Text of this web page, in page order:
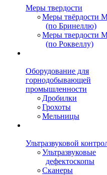
Меры твердости
Меры твёрдости
(по Бринеллю)
Меры твердости
(по Роквеллу)
Оборудование для
горнодобывающей
промышленности
Дробилки
Грохоты
Мельницы
Ультразвуковой
Ультразвуковые
дефектоскопы
Сканеры